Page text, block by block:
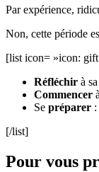
Par expérience,
Non, cette période
[list icon= »icon:
Réfléchir à
Commencer
Se préparer
[/list]
Pour vous